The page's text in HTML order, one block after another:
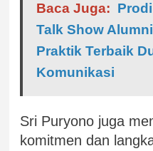
Baca Juga:
Talk Show
Praktik Terbaik
Komunikasi
Sri Puryono juga
komitmen dan